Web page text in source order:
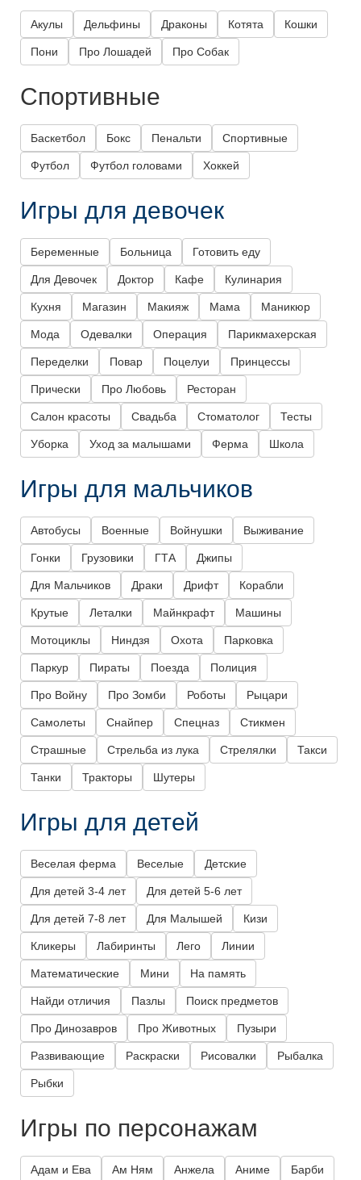
Акулы Дельфины Драконы Котята Кошки
Пони Про Лошадей Про Собак
Спортивные
Баскетбол Бокс Пенальти Спортивные
Футбол Футбол головами Хоккей
Игры для девочек
Беременные Больница Готовить еду
Для Девочек Доктор Кафе Кулинария
Кухня Магазин Макияж Мама Маникюр
Мода Одевалки Операция Парикмахерская
Переделки Повар Поцелуи Принцессы
Прически Про Любовь Ресторан
Салон красоты Свадьба Стоматолог Тесты
Уборка Уход за малышами Ферма Школа
Игры для мальчиков
Автобусы Военные Войнушки Выживание
Гонки Грузовики ГТА Джипы
Для Мальчиков Драки Дрифт Корабли
Крутые Леталки Майнкрафт Машины
Мотоциклы Ниндзя Охота Парковка
Паркур Пираты Поезда Полиция
Про Войну Про Зомби Роботы Рыцари
Самолеты Снайпер Спецназ Стикмен
Страшные Стрельба из лука Стрелялки Такси
Танки Тракторы Шутеры
Игры для детей
Веселая ферма Веселые Детские
Для детей 3-4 лет Для детей 5-6 лет
Для детей 7-8 лет Для Малышей Кизи
Кликеры Лабиринты Лего Линии
Математические Мини На память
Найди отличия Пазлы Поиск предметов
Про Динозавров Про Животных Пузыри
Развивающие Раскраски Рисовалки Рыбалка
Рыбки
Игры по персонажам
Адам и Ева Ам Ням Анжела Аниме Барби